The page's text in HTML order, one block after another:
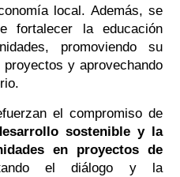
local. Además, se
fortalecer la educación
promoviendo su
y aprovechando
el compromiso de
sostenible y la
en proyectos de
el diálogo y la